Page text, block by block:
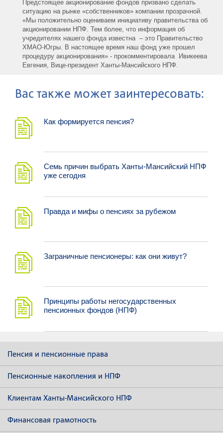
Предстоящее акционирование фондов призвано сделать
ситуацию на рынке «собственников» компании прозрачной.
«Мы положительно оцениваем инициативу правительства об
акционировании НПФ. Тем более, что информация об
учредителях нашего фонда известна – это Правительство
ХМАО-Югры. В настоящее время наш фонд уже прошел
процедуру акционирования» - прокомментировала Ивикеева
Евгения, Вице-президент Ханты-Мансийского НПФ.
Ваc также может заинтересовать:
Как формируется пенсия?
Семь причин выбрать Ханты-Мансийский НПФ
уже сегодня
Правда и мифы о пенсиях за рубежом
Заграничные пенсионеры: как они живут?
Принципы работы негосударственных
пенсионных фондов (НПФ)
Пенсия и пенсионные права
Пенсионные накопления и НПФ
Клиентам Ханты-Мансийского НПФ
Финансовая грамотность